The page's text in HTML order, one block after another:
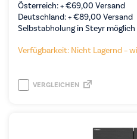
Österreich: +€69,00 Versand
Deutschland: +€89,00 Versand
Selbstabholung in Steyr möglich
Verfügbarkeit: Nicht Lagernd –
VERGLEICHEN